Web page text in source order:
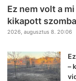
Ez nem volt a
kikapott
2026, augusztus 8. 20:06
–